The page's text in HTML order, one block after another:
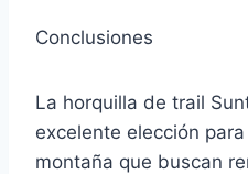
Conclusiones
La horquilla de trail
excelente elección
montaña que buscan